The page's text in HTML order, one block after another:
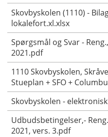
Skovbyskolen (1110) -
lokalefort.xl.xlsx
Spørgsmål og Svar -
2021.pdf
1110 Skovbyskolen,
Stueplan + SFO +
Skovbyskolen -
Udbudsbetingelser,-
2021, vers. 3.pdf